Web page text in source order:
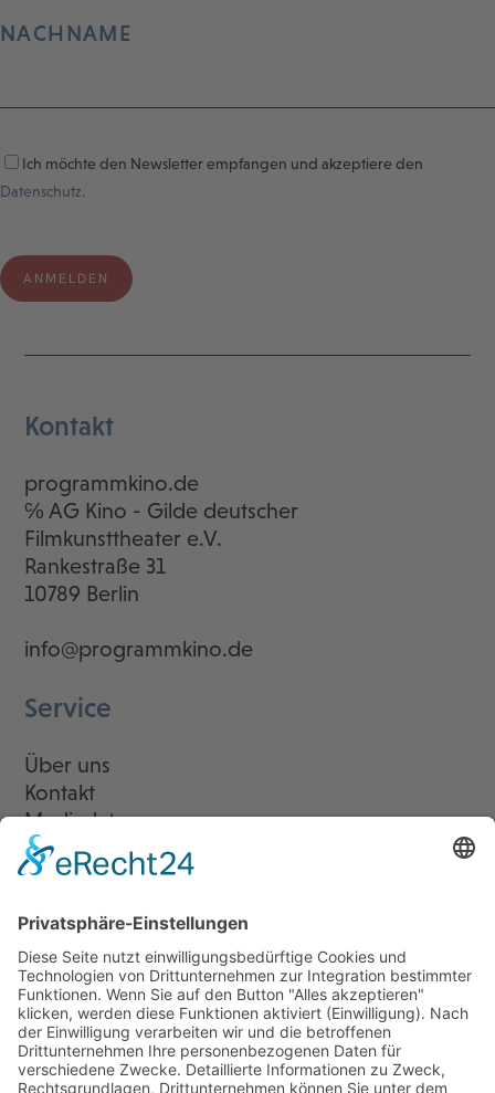
NACHNAME
Ich möchte den Newsletter empfangen und akzeptiere den
Datenschutz.
Kontakt
programmkino.de
℅ AG Kino - Gilde deutscher
Filmkunsttheater e.V.
Rankestraße 31
10789 Berlin
info@programmkino.de
Service
Über uns
Kontakt
Mediadaten
Newsletter
LogIn
Legal
Impressum
Datenschutzerklärung
Cookie-Einstellungen